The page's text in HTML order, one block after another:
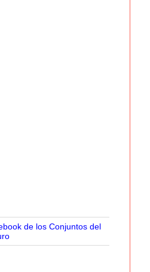
de los Conjuntos del